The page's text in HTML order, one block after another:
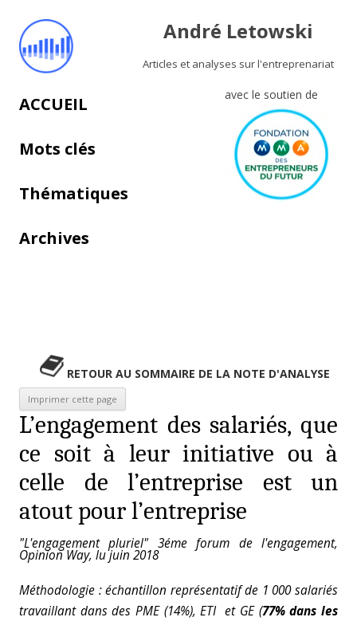
André Letowski
Articles et analyses sur l'entreprenariat
avec le soutien de
Aller au contenu principal
ACCUEIL
Mots clés
Thématiques
Archives
RETOUR AU SOMMAIRE DE LA NOTE D'ANALYSE
L’engagement des salariés, que
ce soit à leur initiative ou à
celle de l’entreprise est un
atout pour l’entreprise
"L'engagement pluriel" 3éme forum de l'engagement,
Opinion Way, lu juin 2018
Méthodologie : échantillon représentatif de 1 000 salariés
travaillant dans des PME (14%), ETI et GE (77% dans les